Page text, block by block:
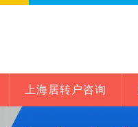
上海居转户咨询